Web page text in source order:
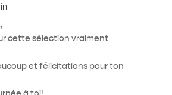
cette sélection vraiment
et félicitations pour ton